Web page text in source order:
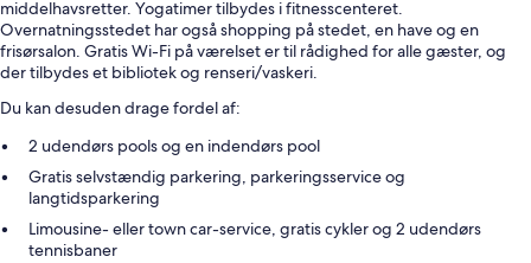
middelhavsretter. Yogatimer tilbydes i fitnesscenteret.
Overnatningsstedet har også shopping på stedet, en have og en
frisørsalon. Gratis Wi-Fi på værelset er til rådighed for alle gæster, og
der tilbydes et bibliotek og renseri/vaskeri.
Du kan desuden drage fordel af:
2 udendørs pools og en indendørs pool
Gratis selvstændig parkering, parkeringsservice og
langtidsparkering
Limousine- eller town car-service, gratis cykler og 2 udendørs
tennisbaner